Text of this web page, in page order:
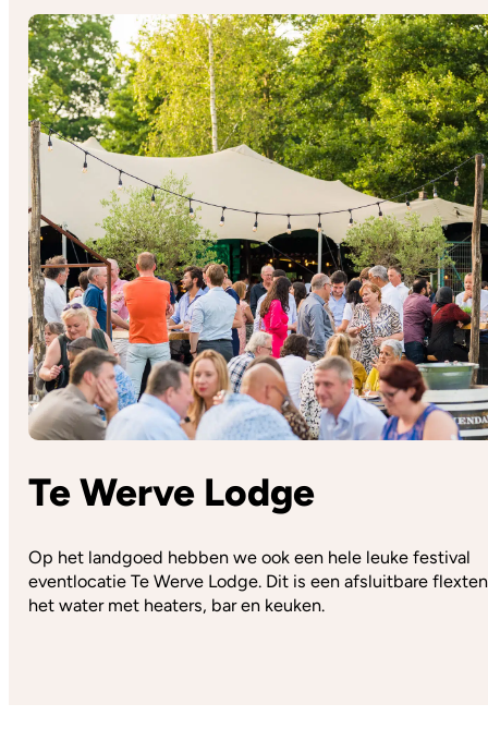
Te Werve Lodge
Op het landgoed hebben we ook een hele leuke festival
eventlocatie Te Werve Lodge. Dit is een afsluitbare
het water met heaters, bar en keuken.